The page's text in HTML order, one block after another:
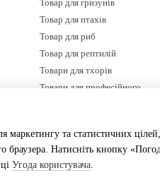
Товар для гризунів
Товар для птахів
Товар для риб
Товар для рептилій
Товари для тхорів
Товари для професійного
Акції %та статистичних
Натисніть кнопку
Угода користувача.